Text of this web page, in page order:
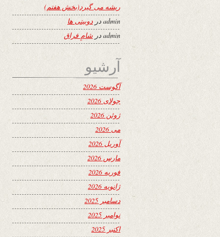
ریشه می گیرد(بخش هفتم)
adminدردوبیتی ها
admin در شامِ فراق
آرشیو
آگوست 2026
جولای 2026
ژوئن 2026
می 2026
آوریل 2026
مارس 2026
فوریه 2026
ژانویه 2026
دسامبر 2025
نوامبر 2025
اکتبر 2025